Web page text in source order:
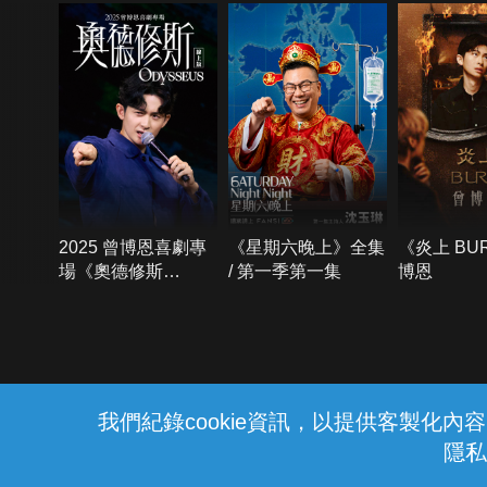
我們紀錄cookie資訊，以提供客製化內
隱
2025 曾博恩喜劇專
場《奧德修斯
《星期六晚上》全集
/ 第一季第一集
《炎上
博恩